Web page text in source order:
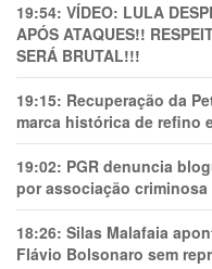
19:54: VÍDEO: LULA
APÓS ATAQUES!!
SERÁ BRUTAL!!!
19:15: Recuperação da
marca histórica de refino
19:02: PGR denuncia
por associação
18:26: Silas Malafaia
Flávio Bolsonaro sem